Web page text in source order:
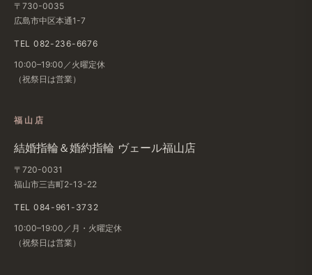
〒730-0035
広島市中区本通1-7
TEL 082-236-6676
10:00–19:00／火曜定休
（祝祭日は​営業）
福山店
結婚​指輪＆婚約指輪 ヴェール福山店
〒720-0031
福山市三吉町2-13-22
TEL 084-961-3732
10:00–19:00／月・火曜定休
（祝祭日は​営業）